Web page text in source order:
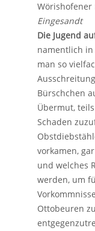
Wörishofener
Eingesandt
Die Jugend
namentlich
man so
Bürschchen
Übermut,
Schaden
vorkamen,
und welches
werden, um
Ottobeuren